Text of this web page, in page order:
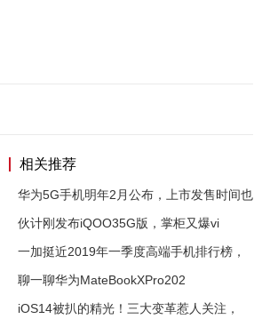
相关推荐
华为5G手机明年2月公布，上市发售时间也
伙计刚发布iQOO35G版，掌柜又爆vi
一加挺近2019年一季度高端手机排行榜，
聊一聊华为MateBookXPro202
iOS14被扒的精光！三大变革惹人关注，